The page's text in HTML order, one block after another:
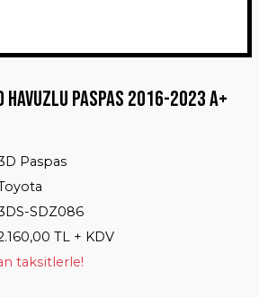
Havuzlu Paspas 2016-2023 A+
Paspas
SDZ086
TL + KDV
taksitlerle!